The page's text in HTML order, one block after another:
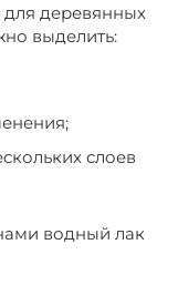
для деревянных
выделить:
слоев
водный лак